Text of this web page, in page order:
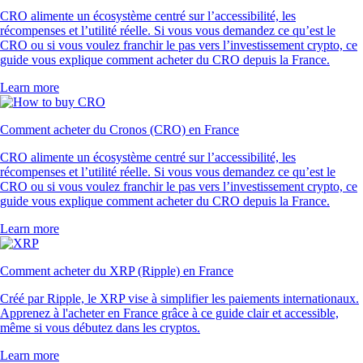
CRO alimente un écosystème centré sur l’accessibilité, les
récompenses et l’utilité réelle. Si vous vous demandez ce qu’est le
CRO ou si vous voulez franchir le pas vers l’investissement crypto, ce
guide vous explique comment acheter du CRO depuis la France.
Learn more
Comment acheter du Cronos (CRO) en France
CRO alimente un écosystème centré sur l’accessibilité, les
récompenses et l’utilité réelle. Si vous vous demandez ce qu’est le
CRO ou si vous voulez franchir le pas vers l’investissement crypto, ce
guide vous explique comment acheter du CRO depuis la France.
Learn more
Comment acheter du XRP (Ripple) en France
Créé par Ripple, le XRP vise à simplifier les paiements internationaux.
Apprenez à l'acheter en France grâce à ce guide clair et accessible,
même si vous débutez dans les cryptos.
Learn more